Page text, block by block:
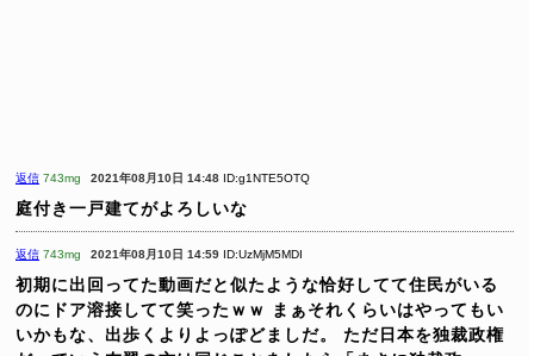
返信 743mg 2021年08月10日 14:48 ID:g1NTE5OTQ
庭付き一戸建てがよろしいな
返信 743mg 2021年08月10日 14:59 ID:UzMjM5MDI
初期に出回ってた動画だと似たような恰好してて住民がいる
のにドア溶接してて笑ったｗｗ
まぁそれくらいはやってもい
いかもな、出歩くよりよっぽどましだ。
ただ日本を独裁政権